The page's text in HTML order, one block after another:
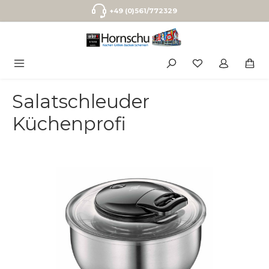
Zum Hauptinhalt springen+49 (0)561/772329
Salatschleuder
Küchenprofi